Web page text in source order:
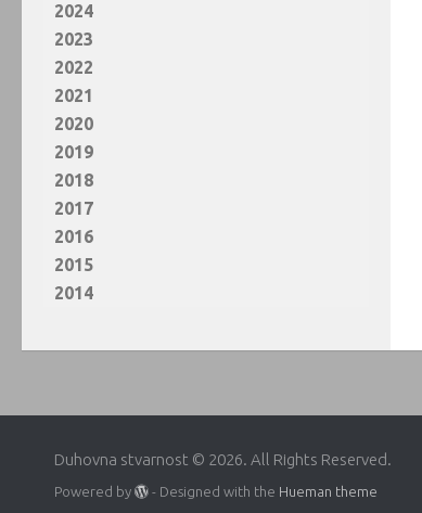
2024
2023
2022
2021
2020
2019
2018
2017
2016
2015
2014
Duhovna stvarnost © 2026. All Rights Reserved.
Powered by - Designed with the Hueman theme